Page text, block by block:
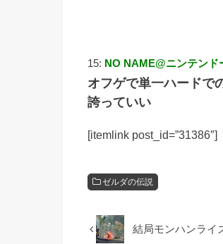
15: NO NAME@ニンテンド
オフゲで単一ハードで
誇っていい
[itemlink post_id=”31386″]
ゼルダの伝説
結局モンハンライ